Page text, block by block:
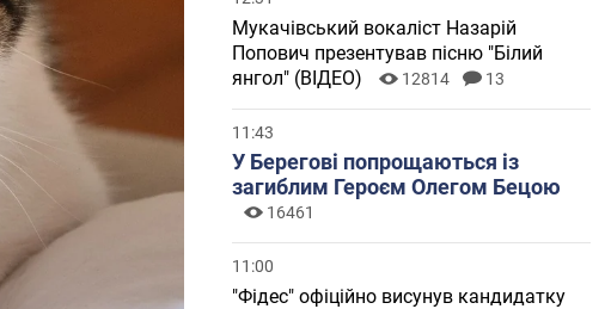
Мукачівський вокаліст Назарій
Попович презентував пісню "Білий
янгол" (ВІДЕО)
12814 13
11:43
У Берегові попрощаються із
загиблим Героєм Олегом Бецою
16461
11:00
"Фідес" офіційно висунув кандидатку